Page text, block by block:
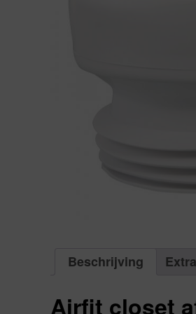
Beschrijving
Airfit closet